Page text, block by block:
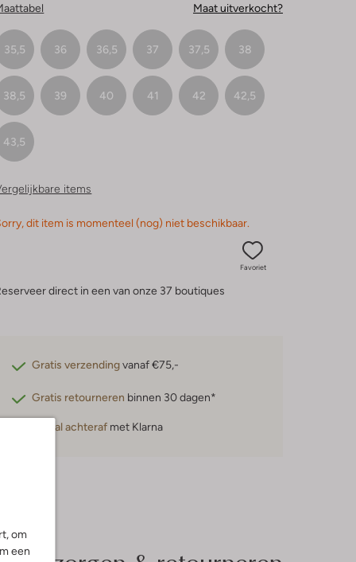
om
een
Maat uitverkocht?
35,5 36 36,5 37 37,5 38
38,5 39 40 41 42 42,5
43,5
items
dit item is momenteel (nog) niet beschikbaar.
Favoriet
direct in een van onze 37 boutiques
Gratis verzendingvanaf €75,-
Gratis retourneren binnen 30 dagen*
Betaal achteraf met Klarna